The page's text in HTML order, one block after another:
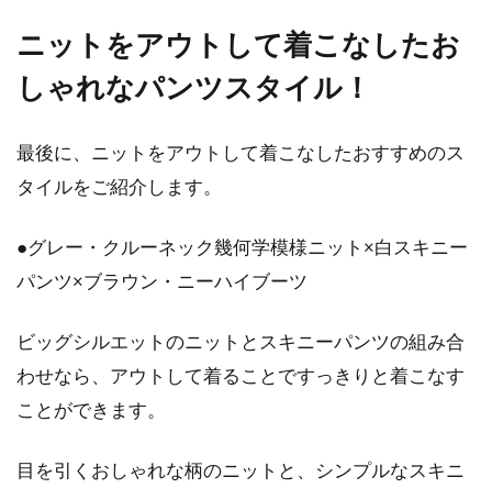
ニットをアウトして着こなしたお
しゃれなパンツスタイル！
最後に、ニットをアウトして着こなしたおすすめのス
タイルをご紹介します。
●グレー・クルーネック幾何学模様ニット×白スキニー
パンツ×ブラウン・ニーハイブーツ
ビッグシルエットのニットとスキニーパンツの組み合
わせなら、アウトして着ることですっきりと着こなす
ことができます。
目を引くおしゃれな柄のニットと、シンプルなスキニ